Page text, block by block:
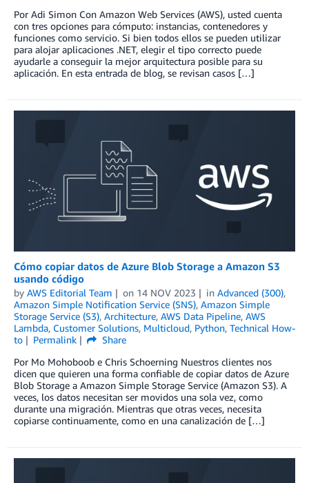
Por Adi Simon Con Amazon Web Services (AWS), usted cuenta
con tres opciones para cómputo: instancias, contenedores y
funciones como servicio. Si bien todos ellos se pueden utilizar
para alojar aplicaciones .NET, elegir el tipo correcto puede
ayudarle a conseguir la mejor arquitectura posible para su
aplicación. En esta entrada de blog, se revisan casos […]
Cómo copiar datos de Azure Blob Storage a Amazon S3
usando código
by AWS Editorial Team on 14 NOV 2023 in Advanced (300),
Amazon Simple Notification Service (SNS), Amazon Simple
Storage Service (S3), Architecture, AWS Data Pipeline, AWS
Lambda, Customer Solutions, Multicloud, Python, Technical How-
to
Permalink
Share
Por Mo Mohoboob e Chris Schoerning Nuestros clientes nos
dicen que quieren una forma confiable de copiar datos de Azure
Blob Storage a Amazon Simple Storage Service (Amazon S3). A
veces, los datos necesitan ser movidos una sola vez, como
durante una migración. Mientras que otras veces, necesita
copiarse continuamente, como en una canalización de […]